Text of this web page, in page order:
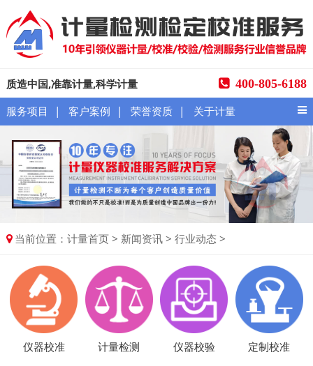
质造中国,准靠计量,科学计量 400-805-6188
服务项目 | 客户案例 | 荣誉资质 | 关于计量
当前位置：计量首页 > 新闻资讯 >行业动态 >
仪器校准 计量检测 仪器校验 定制校准